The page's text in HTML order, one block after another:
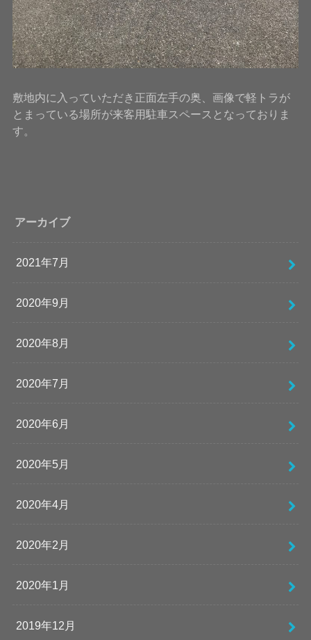
敷地内に入っていただき正面左手の奥、画像で軽トラが
とまっている場所が来客用駐車スペースとなっておりま
す。
アーカイブ
2021年7月
2020年9月
2020年8月
2020年7月
2020年6月
2020年5月
2020年4月
2020年2月
2020年1月
2019年12月